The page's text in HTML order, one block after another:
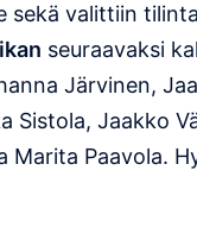
sekä valittiin
seuraavaksi
Järvinen,
Sistola, Jaakko
Marita Paavola.